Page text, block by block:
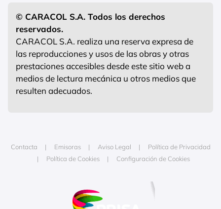
© CARACOL S.A. Todos los derechos
reservados.
CARACOL S.A. realiza una reserva expresa de
las reproducciones y usos de las obras y otras
prestaciones accesibles desde este sitio web a
medios de lectura mecánica u otros medios que
resulten adecuados.
Contacta Emisoras Aviso Legal
Política de Privacidad
Política de Cookies
Configuración de Cookies